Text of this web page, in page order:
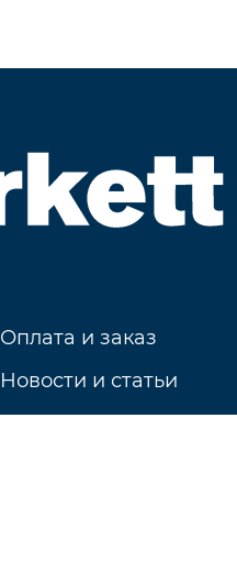
Оплата и заказ
Новости и статьи